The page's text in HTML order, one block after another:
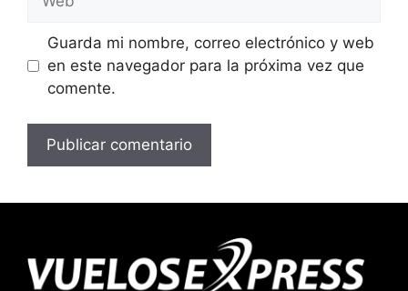
Guarda mi nombre, correo electrónico y web
en este navegador para la próxima vez que
comente.